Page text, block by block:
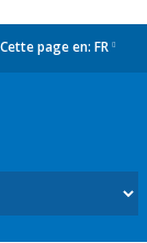
Cette page en: FR